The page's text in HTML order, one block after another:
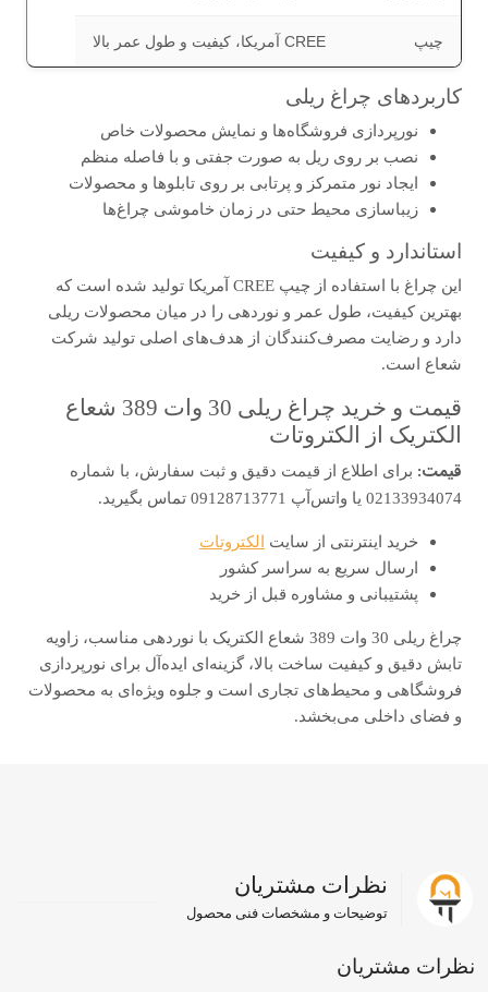
چیپ CREE آمریکا، کیفیت و طول عمر بالا
کاربردهای چراغ ریلی
نورپردازی فروشگاه‌ها و نمایش محصولات خاص
نصب بر روی ریل به صورت جفتی و با فاصله منظم
ایجاد نور متمرکز و پرتابی بر روی تابلوها و محصولات
زیباسازی محیط حتی در زمان خاموشی چراغ‌ها
استاندارد و کیفیت
این چراغ با استفاده از چیپ CREE آمریکا تولید شده است که
بهترین کیفیت، طول عمر و نوردهی را در میان محصولات ریلی
دارد و رضایت مصرف‌کنندگان از هدف‌های اصلی تولید شرکت
شعاع است.
قیمت و خرید چراغ ریلی 30 وات 389 شعاع
الکتریک از الکتروتات
قیمت: برای اطلاع از قیمت دقیق و ثبت سفارش، با شماره
02133934074 یا واتس‌آپ 09128713771 تماس بگیرید.
خرید اینترنتی از سایت الکتروتات
ارسال سریع به سراسر کشور
پشتیبانی و مشاوره قبل از خرید
چراغ ریلی 30 وات 389 شعاع الکتریک با نوردهی مناسب، زاویه
تابش دقیق و کیفیت ساخت بالا، گزینه‌ای ایده‌آل برای نورپردازی
فروشگاهی و محیط‌های تجاری است و جلوه ویژه‌ای به محصولات
و فضای داخلی می‌بخشد.
نظرات مشتریان
توضیحات و مشخصات فنی محصول
نظرات مشتریان